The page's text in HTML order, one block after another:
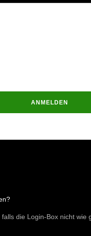
, falls die Login-Box nicht wie